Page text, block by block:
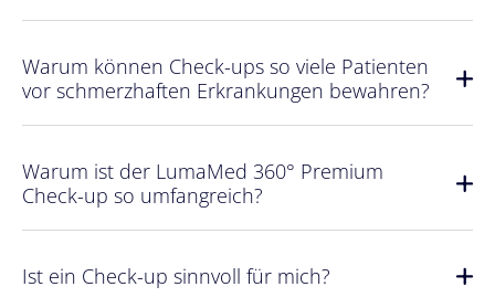
Warum können Check-ups so viele Patienten
vor schmerzhaften Erkrankungen bewahren?
Warum ist der LumaMed 360° Premium
Check-up so umfangreich?
Ist ein Check-up sinnvoll für mich?